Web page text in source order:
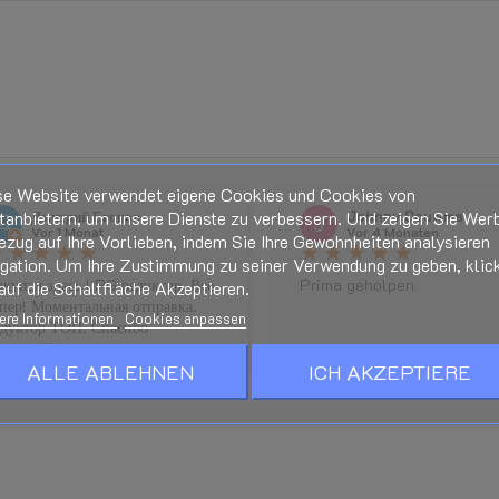
Exclusief Gasafsluiter
Bei Anschluss des Produktes
berecht.
Handbücher und
Seite.
Siehe unten auf dieser Seite
Wird im Checkout berechnet
t, Zielort und Rabatten.)
Дмитрий Егоров
Vor 1 Monat
starstar star star
здесь LPG редуктор. Все
Моментальная отправка.
ТОП. Спасибо
Johnny Douwma
Vor 4 Monaten
star starstarstarstar
Prima geholpen
Website verwendet eigene Cookies und Cookies von
um unsere Dienste zu verbessern. Und zeigen Sie
auf Ihre Vorlieben, indem Sie Ihre Gewohnheiten analysieren
Um Ihre Zustimmung zu seiner Verwendung zu geben,
die Schaltfläche Akzeptieren.
Informationen Cookies anpassen
ALLE ABLEHNEN ICH AKZEPTIERE